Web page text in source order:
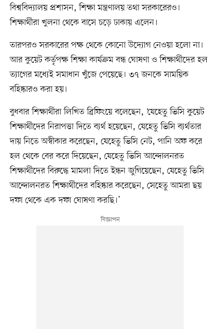
বিশ্ববিদ্যালয় প্রশাসন, শিক্ষা মন্ত্রণালয় তথা সরকারেরও।
শিক্ষার্থীরা খুলনা থেকে বাসে চড়ে ঢাকায় এলেন।
তারপরও সরকারের পক্ষ থেকে কোনো উদ্যোগ নেওয়া হলো না।
আর কুয়েট কর্তৃপক্ষ শিক্ষা কার্যক্রম বন্ধ ঘোষণা ও শিক্ষার্থীদের হল
ত্যাগের মধ্যেই সমাধান খুঁজে পেয়েছে। ৩৭ জনকে সাময়িক
বহিষ্কারও করা হয়।
বুধবার শিক্ষার্থীরা লিখিত ব্রিফিংয়ে বলেছেন, ‘যেহেতু ভিসি কুয়েট
শিক্ষার্থীদের নিরাপত্তা দিতে ব্যর্থ হয়েছেন, যেহেতু ভিসি ব্যর্থতার
দায় নিতে অস্বীকার করেছেন, যেহেতু ভিসি নেট, পানি অফ করে
হল থেকে বের করে দিয়েছেন, যেহেতু ভিসি আন্দোলনরত
শিক্ষার্থীদের বিরুদ্ধে মামলা দিতে ইন্ধন জুগিয়েছেন, যেহেতু ভিসি
আন্দোলনরত শিক্ষার্থীদের বহিষ্কার করেছেন, সেহেতু আমরা ছয়
দফা থেকে এক দফা ঘোষণা করছি।’